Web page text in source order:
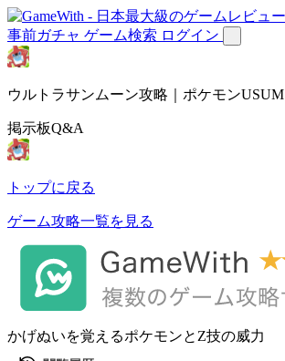
事前ガチャ ゲーム検索 ログイン
ウルトラサンムーン攻略｜ポケモンUSUM
掲示板Q&A
トップに戻る
ゲーム攻略一覧を見る
かげぬいを覚えるポケモンとZ技の威力